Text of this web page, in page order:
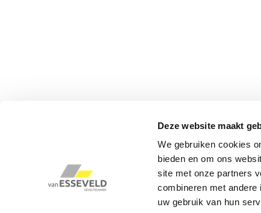
Deze website maakt
We gebruiken cookies
bieden en om ons
site met onze partners
combineren met
uw gebruik van hun